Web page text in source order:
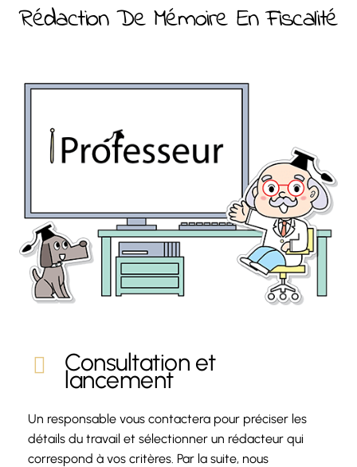
Rédaction De Mémoire En Fiscalité
Consultation et
lancement
Un responsable vous contactera pour préciser les
détails du travail et sélectionner un rédacteur qui
correspond à vos critères. Par la suite, nous